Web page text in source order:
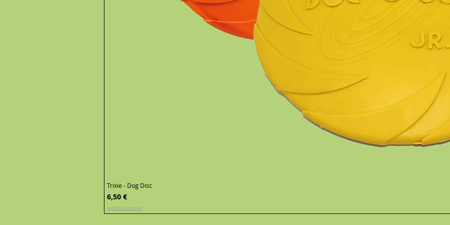
Trixie - Dog Disc
Preis
6,50 €
zzgl.Versandkosten